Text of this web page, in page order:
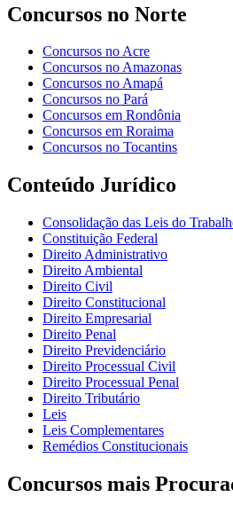
Concursos no Norte
Concursos no Acre
Concursos no Amazonas
Concursos no Amapá
Concursos no Pará
Concursos em Rondônia
Concursos em Roraima
Concursos no Tocantins
Conteúdo Jurídico
Consolidação das Leis do
Constituição Federal
Direito Administrativo
Direito Ambiental
Direito Civil
Direito Constitucional
Direito Empresarial
Direito Penal
Direito Previdenciário
Direito Processual Civil
Direito Processual Penal
Direito Tributário
Leis
Leis Complementares
Remédios Constitucionais
Concursos mais